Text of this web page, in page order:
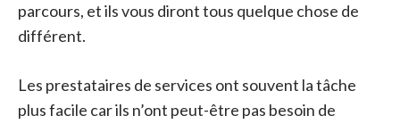
parcours, et ils vous diront tous quelque chose de
différent.
Les prestataires de services ont souvent la tâche
plus facile car ils n’ont peut-être pas besoin de